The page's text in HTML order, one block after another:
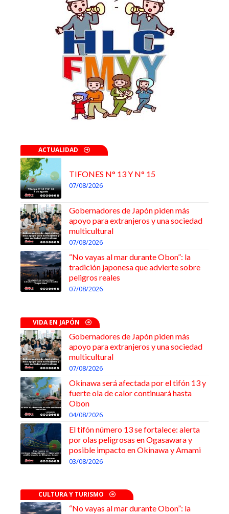
ACTUALIDAD
TIFONES N° 13 Y N° 15
07/08/2026
Gobernadores de Japón piden más
apoyo para extranjeros y una sociedad
multicultural
07/08/2026
“No vayas al mar durante Obon”: la
tradición japonesa que advierte sobre
peligros reales
07/08/2026
VIDA EN JAPÓN
Gobernadores de Japón piden más
apoyo para extranjeros y una sociedad
multicultural
07/08/2026
Okinawa será afectada por el tifón 13 y
fuerte ola de calor continuará hasta
Obon
04/08/2026
El tifón número 13 se fortalece: alerta
por olas peligrosas en Ogasawara y
posible impacto en Okinawa y Amami
03/08/2026
CULTURA Y TURISMO
“No vayas al mar durante Obon”: la